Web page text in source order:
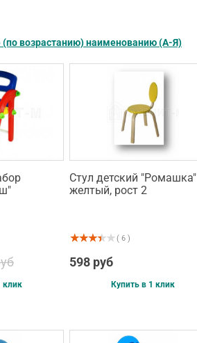
(по возрастанию)наименованию (А-Я)
клик
Стул детский "Ромашка"
желтый, рост 2
( 6 )
598 руб
Купить в 1 клик